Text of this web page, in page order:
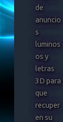
de
anuncio
s
luminos
os y
letras
3D para
que
recuper
en su